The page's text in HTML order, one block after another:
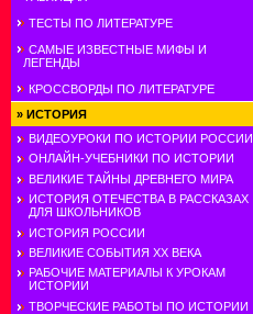
ТЕСТЫ ПО ЛИТЕРАТУРЕ
САМЫЕ ИЗВЕСТНЫЕ МИФЫ И
ЛЕГЕНДЫ
КРОССВОРДЫ ПО ЛИТЕРАТУРЕ
» ИСТОРИЯ
ВИДЕОУРОКИ ПО ИСТОРИИ РОССИИ
ОНЛАЙН-УЧЕБНИКИ ПО ИСТОРИИ
ВЕЛИКИЕ ТАЙНЫ ДРЕВНЕГО МИРА
ИСТОРИЯ ОТЕЧЕСТВА В РАССКАЗАХ
ДЛЯ ШКОЛЬНИКОВ
ИСТОРИЯ РОССИИ
ВЕЛИКИЕ СОБЫТИЯ ХХ ВЕКА
РАБОЧИЕ МАТЕРИАЛЫ К УРОКАМ
ИСТОРИИ
ТВОРЧЕСКИЕ РАБОТЫ ПО ИСТОРИИ